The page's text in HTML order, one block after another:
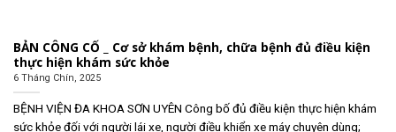
BẢN CÔNG CỐ _ Cơ sở khám bệnh, chữa bệnh đủ điều kiện
thực hiện khám sức khỏe
6 Tháng Chín, 2025
BỆNH VIỆN ĐA KHOA SƠN UYÊN Công bố đủ điều kiện thực hiện khám
sức khỏe đối với người lái xe, người điều khiển xe máy chuyên dùng;